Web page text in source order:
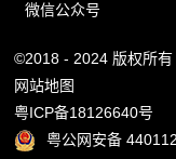
微信公众号
©2018 - 2024 版权所有
网站地图
粤ICP备18126640号
粤公网安备